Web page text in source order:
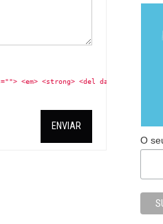
<em> <strong> <del
ENVIAR
O